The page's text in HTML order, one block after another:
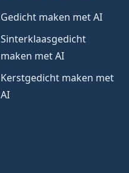
Gedicht maken met AI
Sinterklaasgedicht
maken met AI
Kerstgedicht maken met
AI